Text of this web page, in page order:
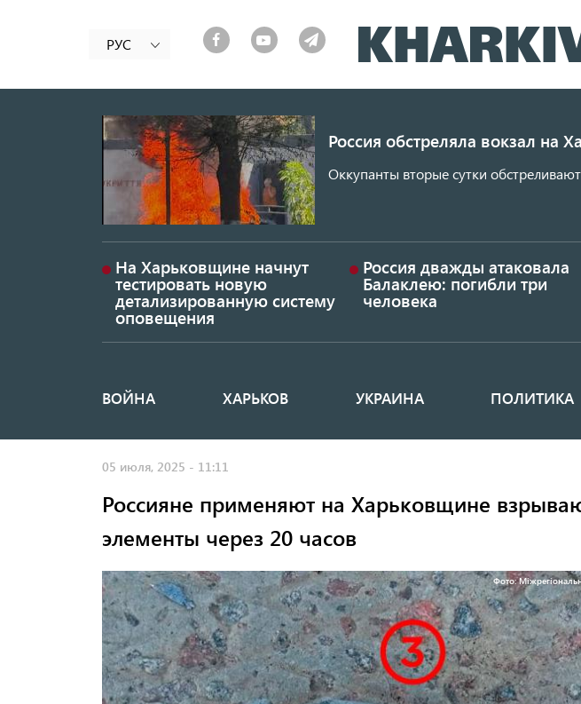
РУС
Россия обстреляла вокзал на
Оккупанты вторые сутки
На Харьковщине начнут
тестировать новую
детализированную систему
оповещения
Россия дважды атаковала
Балаклею: погибли три
человека
Основная
ВОЙНА ХАРЬКОВ УКРАИНА ПОЛИТИКА
05 июля, 2025 - 11:11
Россияне применяют на Харьковщине
элементы через 20 часов
Фото: